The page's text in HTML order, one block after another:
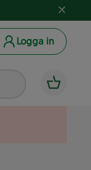
Logga in